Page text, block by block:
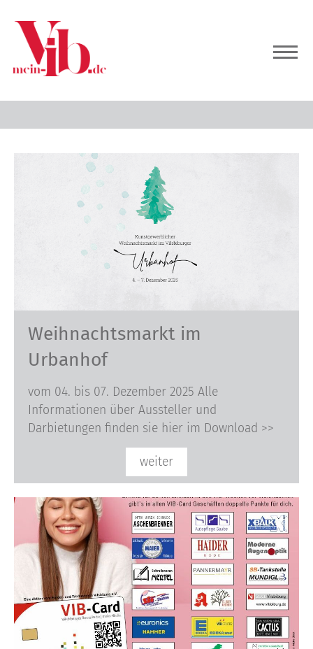
Weihnachtsmarkt im
Urbanhof
vom 04. bis 07. Dezember 2025 Alle
Informationen über Aussteller und
Darbietungen finden sie hier im Download >>
weiter